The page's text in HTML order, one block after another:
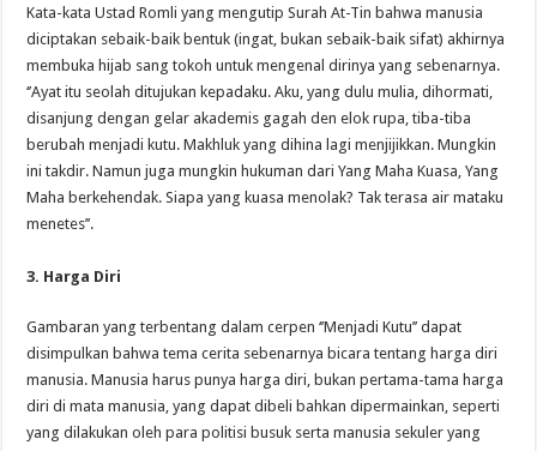
Kata-kata Ustad Romli yang mengutip Surah At-Tin bahwa manusia
diciptakan sebaik-baik bentuk (ingat, bukan sebaik-baik sifat) akhirnya
membuka hijab sang tokoh untuk mengenal dirinya yang sebenarnya.
‘’Ayat itu seolah ditujukan kepadaku. Aku, yang dulu mulia, dihormati,
disanjung dengan gelar akademis gagah den elok rupa, tiba-tiba
berubah menjadi kutu. Makhluk yang dihina lagi menjijikkan. Mungkin
ini takdir. Namun juga mungkin hukuman dari Yang Maha Kuasa, Yang
Maha berkehendak. Siapa yang kuasa menolak? Tak terasa air mataku
menetes’’.
3. Harga Diri
Gambaran yang terbentang dalam cerpen ‘’Menjadi Kutu’’ dapat
disimpulkan bahwa tema cerita sebenarnya bicara tentang harga diri
manusia. Manusia harus punya harga diri, bukan pertama-tama harga
diri di mata manusia, yang dapat dibeli bahkan dipermainkan, seperti
yang dilakukan oleh para politisi busuk serta manusia sekuler yang